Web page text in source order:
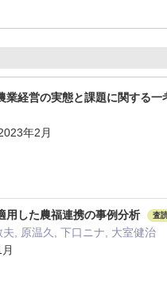
業経営の実態と課題に関する一
年2月
用した農福連携の事例分析 査
, 原温久, 下口ニナ, 大室健治